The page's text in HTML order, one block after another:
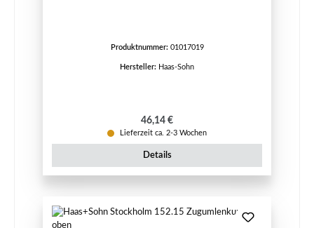
Produktnummer: 01017019
Hersteller: Haas-Sohn
Regulärer Preis:
46,14 €
Lieferzeit ca. 2-3 Wochen
Details